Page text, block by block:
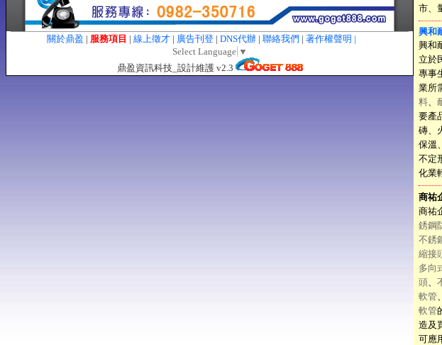
關於鼎盈 | 服務項目 | 線上徵才| 廣告刊登| DNS代辦| 聯絡我們 | 著作權聲明 |
Select Language ▼
鼎盈資訊科技_設計維護 v2.3
市、
興和
興和
立於
專事
業所
料、
要產
磚、
保溫
不定
化業
商祐
商祐
銹鋼
不銹
縮接
多向
頭、
軟管、
軟管
造及
可應